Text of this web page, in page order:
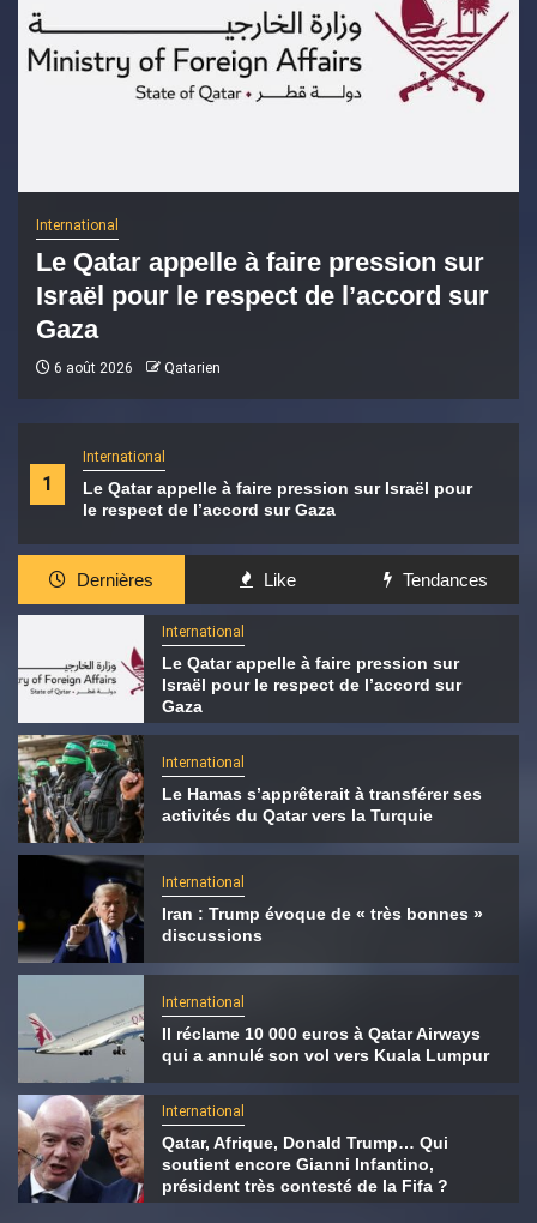
1
International
Le Qatar appelle à faire pression sur Israël pour
le respect de l’accord sur Gaza
International
Le Qatar appelle à faire pression sur
Israël pour le respect de l’accord sur
Gaza
6 août 2026 Qatarien
Dernières Like Tendances
International
Le Qatar appelle à faire pression sur
Israël pour le respect de l’accord sur
Gaza
International
Le Hamas s’apprêterait à transférer ses
activités du Qatar vers la Turquie
International
Iran : Trump évoque de « très bonnes »
discussions
International
Il réclame 10 000 euros à Qatar Airways
qui a annulé son vol vers Kuala Lumpur
International
Qatar, Afrique, Donald Trump… Qui
soutient encore Gianni Infantino,
président très contesté de la Fifa ?